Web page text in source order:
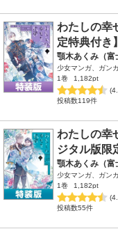
わたしの幸
定特典付き】
顎木あくみ（富
少女マンガ、ガン
1巻
1,182pt
投稿数119件
わたしの幸
ジタル版限
顎木あくみ（富
少女マンガ、ガン
1巻
1,182pt
投稿数55件